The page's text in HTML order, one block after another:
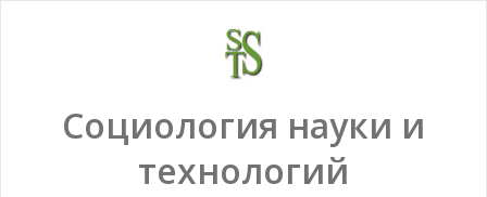
Социология науки и
технологий